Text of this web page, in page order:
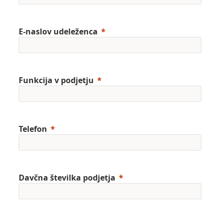
E-naslov udeleženca
Funkcija v podjetju
Telefon
Davčna številka podjetja